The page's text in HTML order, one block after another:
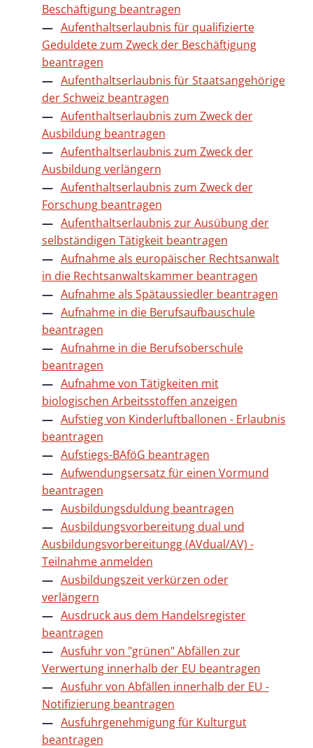
Beschäftigung beantragen
Aufenthaltserlaubnis für qualifizierte
Geduldete zum Zweck der Beschäftigung
beantragen
Aufenthaltserlaubnis für Staatsangehörige
der Schweiz beantragen
Aufenthaltserlaubnis zum Zweck der
Ausbildung beantragen
Aufenthaltserlaubnis zum Zweck der
Ausbildung verlängern
Aufenthaltserlaubnis zum Zweck der
Forschung beantragen
Aufenthaltserlaubnis zur Ausübung der
selbständigen Tätigkeit beantragen
Aufnahme als europäischer Rechtsanwalt
in die Rechtsanwaltskammer beantragen
Aufnahme als Spätaussiedler beantragen
Aufnahme in die Berufsaufbauschule
beantragen
Aufnahme in die Berufsoberschule
beantragen
Aufnahme von Tätigkeiten mit
biologischen Arbeitsstoffen anzeigen
Aufstieg von Kinderluftballonen - Erlaubnis
beantragen
Aufstiegs-BAföG beantragen
Aufwendungsersatz für einen Vormund
beantragen
Ausbildungsduldung beantragen
Ausbildungsvorbereitung dual und
Ausbildungsvorbereitungg (AVdual/AV) -
Teilnahme anmelden
Ausbildungszeit verkürzen oder
verlängern
Ausdruck aus dem Handelsregister
beantragen
Ausfuhr von "grünen" Abfällen zur
Verwertung innerhalb der EU beantragen
Ausfuhr von Abfällen innerhalb der EU -
Notifizierung beantragen
Ausfuhrgenehmigung für Kulturgut
beantragen